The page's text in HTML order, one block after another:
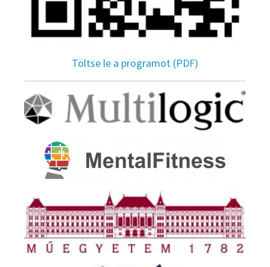
Töltse le a programot (PDF)